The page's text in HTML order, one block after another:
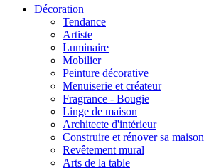
Décoration
Tendance
Artiste
Luminaire
Mobilier
Peinture décorative
Menuiserie et créateur
Fragrance - Bougie
Linge de maison
Architecte d'intérieur
Construire et rénover sa maison
Revêtement mural
Arts de la table